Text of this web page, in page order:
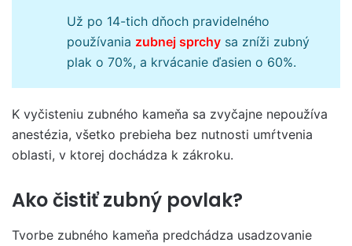
Už po 14-tich dňoch pravidelného
používania zubnej sprchy sa zníži zubný
plak o 70%, a krvácanie ďasien o 60%.
K vyčisteniu zubného kameňa sa zvyčajne nepoužíva
anestézia, všetko prebieha bez nutnosti umŕtvenia
oblasti, v ktorej dochádza k zákroku.
Ako čistiť zubný povlak?
Tvorbe zubného kameňa predchádza usadzovanie